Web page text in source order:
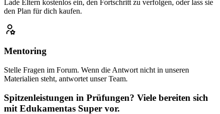
Lade Eltern kostenlos ein, den Fortschritt zu verfolgen, oder lass sie
den Plan für dich kaufen.
Mentoring
Stelle Fragen im Forum. Wenn die Antwort nicht in unseren
Materialien steht, antwortet unser Team.
Spitzenleistungen in Prüfungen? Viele bereiten sich
mit Edukamentas Super vor.